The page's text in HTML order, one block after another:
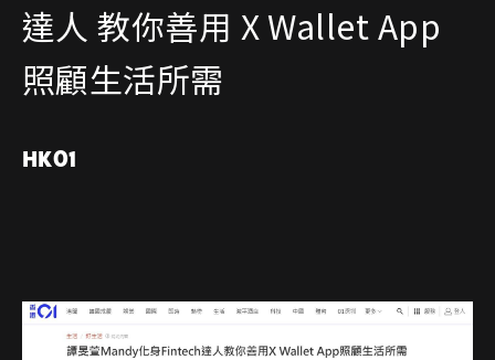
達人 教你善用 X Wallet App
照顧生活所需
HK01